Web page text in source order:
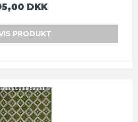
DKK
PRODUKT